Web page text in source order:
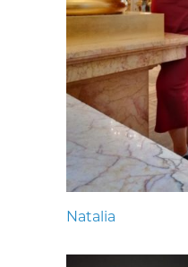
Natalia